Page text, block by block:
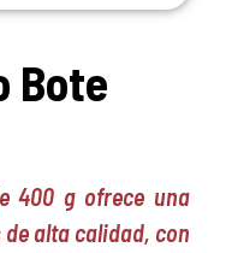
Bote
400 g ofrece una
alta calidad, con